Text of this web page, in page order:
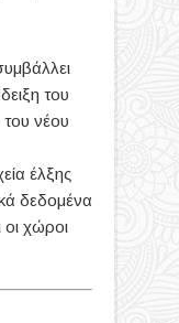
του
του νέου
έλξης
δεδομένα
χώροι